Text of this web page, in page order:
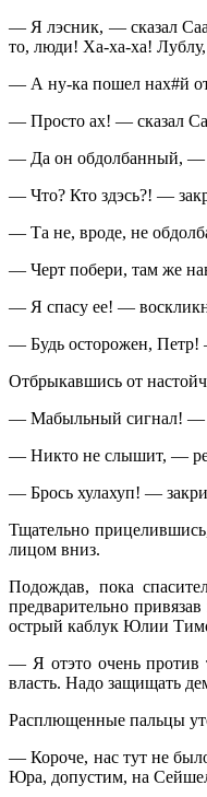
— Я лэсник, — сказал
то, люди! Ха-ха-ха!
— А ну-ка пошел нах#й
— Просто ах! — сказал
— Да он обдолбанный, —
— Что? Кто здэсь?! —
— Та не, вроде, не
— Черт побери, там же
— Я спасу ее! —
— Будь осторожен, Петр!
Отбрыкавшись от
— Мабыльный сигнал! —
— Никто не слышит, —
— Брось хулахуп! —
Тщательно
лицом вниз.
Подождав, пока
предварительно
острый каблук Юлии
— Я отэто очень против
власть. Надо защищать
Расплющенные пальцы
— Короче, нас тут не
Юра, допустим, на